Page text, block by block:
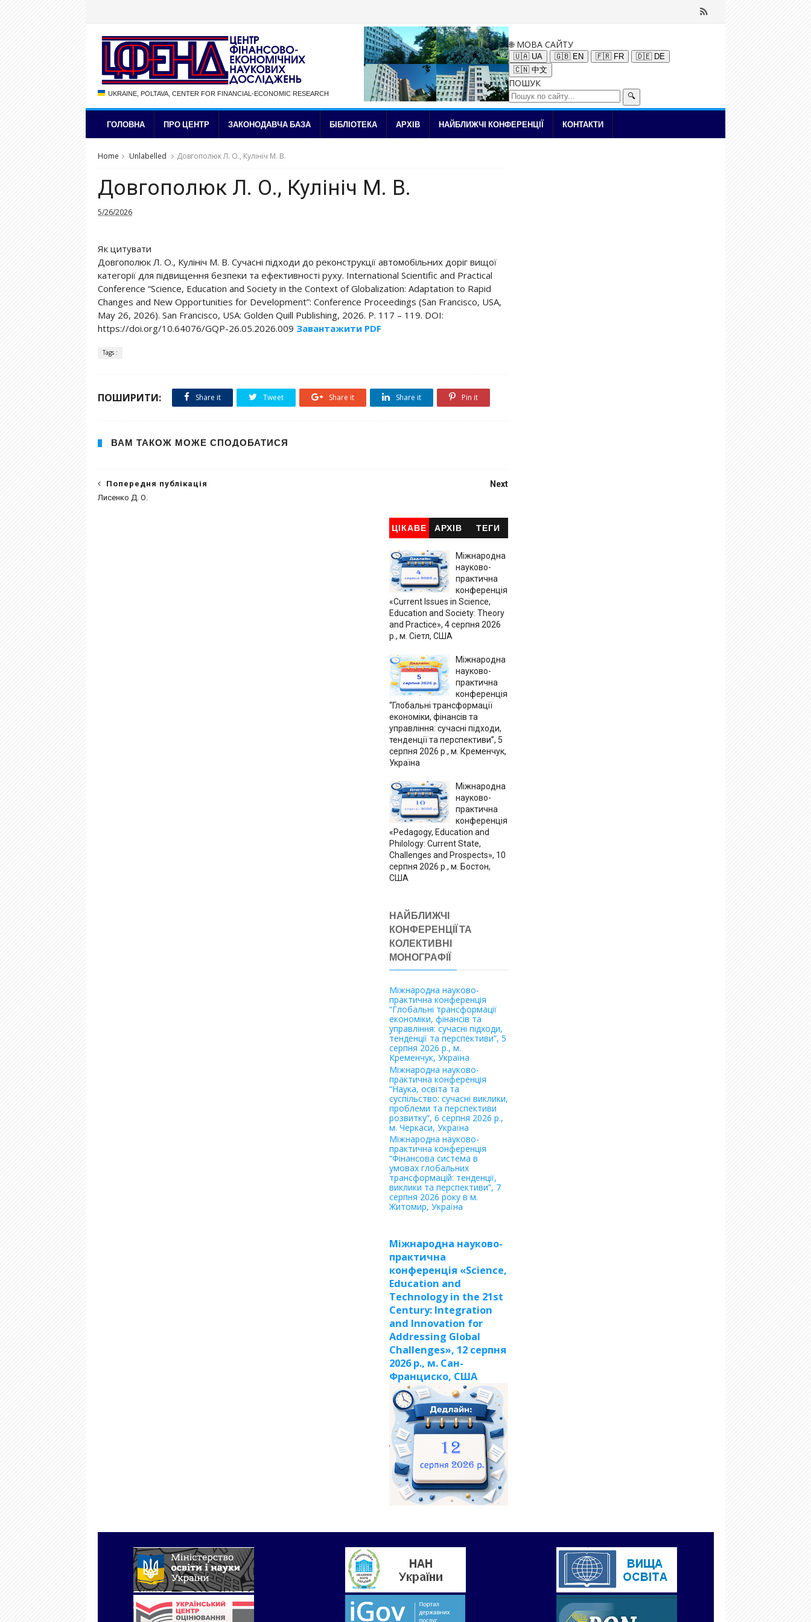
UKRAINE, POLTAVA, CENTER FOR FINANCIAL-ECONOMIC RESEARCH
🌐 МОВА САЙТУ
🇺🇦 UA 🇬🇧 EN 🇫🇷 FR
🇩🇪 DE
🇨🇳 中文
ПОШУК
🔍
✉ Підписка на новини
ГОЛОВНА ПРО ЦЕНТР ЗАКОНОДАВЧА БАЗА БІБЛІОТЕКА АРХІВ НАЙБЛИЖЧІ КОНФЕРЕНЦІЇ КОНТАКТИ
Home Unlabelled Довгополюк Л. О., Кулініч М. В.
Довгополюк Л. О., Кулініч М. В.
5/26/2026
Як цитувати
Довгополюк Л. О., Кулініч М. В. Сучасні підходи до реконструкції автомобільних доріг вищої
категорії для підвищення безпеки та ефективності руху. International Scientific and Practical
Conference “Science, Education and Society in the Context of Globalization: Adaptation to Rapid
Changes and New Opportunities for Development”: Conference Proceedings (San Francisco, USA,
May 26, 2026). San Francisco, USA: Golden Quill Publishing, 2026. P. 117 – 119. DOI:
https://doi.org/10.64076/GQP-26.05.2026.009 Завантажити PDF
Tags :
ПОШИРИТИ: Share it Tweet Share it Share it Pin it
ВАМ ТАКОЖ МОЖЕ СПОДОБАТИСЯ
Next
Попередня публікація
Лисенко Д. О.
ЦІКАВЕ АРХІВ ТЕГИ
Міжнародна
науково-
практична
конференція
«Current Issues in Science,
Education and Society: Theory
and Practice», 4 серпня 2026
р., м. Сіетл, США
Міжнародна
науково-
практична
конференція
“Глобальні трансформації
економіки, фінансів та
управління: сучасні підходи,
тенденції та перспективи”, 5
серпня 2026 р., м. Кременчук,
Україна
Міжнародна
науково-
практична
конференція
«Pedagogy, Education and
Philology: Current State,
Challenges and Prospects», 10
серпня 2026 р., м. Бостон,
США
НАЙБЛИЖЧІ
КОНФЕРЕНЦІЇ ТА
КОЛЕКТИВНІ
МОНОГРАФІЇ
Міжнародна науково-
практична конференція
“Глобальні трансформації
економіки, фінансів та
управління: сучасні підходи,
тенденції та перспективи”, 5
серпня 2026 р., м.
Кременчук, Україна
Міжнародна науково-
практична конференція
“Наука, освіта та
суспільство: сучасні виклики,
проблеми та перспективи
розвитку”, 6 серпня 2026 р.,
м. Черкаси, Україна
Міжнародна науково-
практична конференція
“Фінансова система в
умовах глобальних
трансформацій: тенденції,
виклики та перспективи”, 7
серпня 2026 року в м.
Житомир, Україна
Міжнародна науково-
практична
конференція «Science,
Education and
Technology in the 21st
Century: Integration
and Innovation for
Addressing Global
Challenges», 12 серпня
2026 р., м. Сан-
Франциско, США